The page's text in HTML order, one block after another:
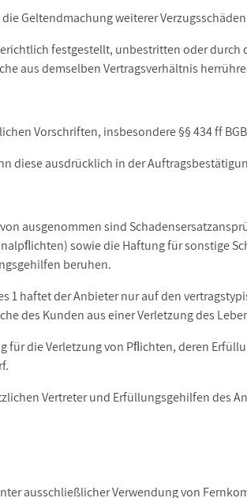
Geltendmachung weiterer
festgestellt, unbestritten oder
aus demselben Vertragsverhältnis
Vorschriften, insbesondere §§ 434 ff
diese ausdrücklich in der
ausgenommen sind
sowie die Haftung für sonstige
beruhen.
1 haftet der Anbieter nur auf den
des Kunden aus einer Verletzung des
für die Verletzung von Pﬂichten, deren
Vertreter und Erfüllungsgehilfen des
ausschließlicher Verwendung von